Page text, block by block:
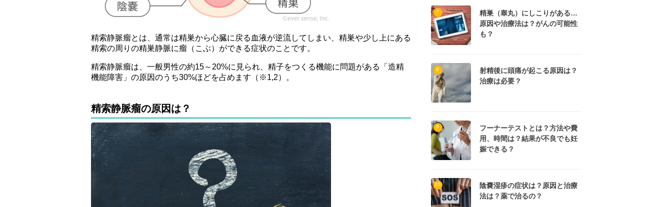
精索静脈瘤とは、通常は精巣から心臓に戻る血液が逆流してしまい、精巣や少し上にある
精索の周りの精巣静脈に瘤（こぶ）ができる症状のことです。
精索静脈瘤は、一般男性の約15～20%に見られ、精子をつくる機能に問題がある「造精
機能障害」の原因のうち30%ほどを占めます（※1,2）。
精索静脈瘤の原因は？
7
精巣（睾丸）にしこりがある…
原因や治療法は？がんの可能性
も？
8
射精後に頭痛が起こる原因は？
治療は必要？
9
フーナーテストとは？方法や費
用、時間は？結果が不良でも妊
娠できる？
10
陰嚢湿疹の症状は？原因と治療
法は？薬で治るの？